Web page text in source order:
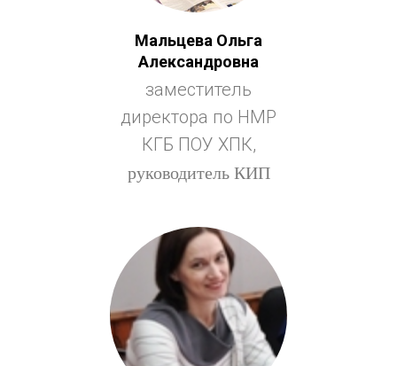
Мальцева Ольга
Александровна
заместитель
директора по НМР
КГБ ПОУ ХПК,
руководитель КИП